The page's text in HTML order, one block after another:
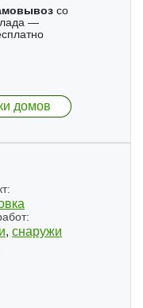
со
—
домов
, снаружи